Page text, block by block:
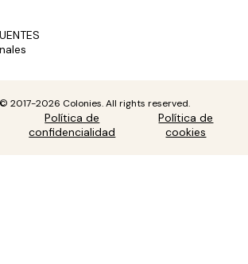
2017-2026 Colonies. All rights reserved.
Política de
confidencialidad
Política de
cookies